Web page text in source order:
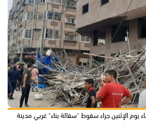
يوم الإثنين جراء سقوط "سقالة بناء" غربي مدينة